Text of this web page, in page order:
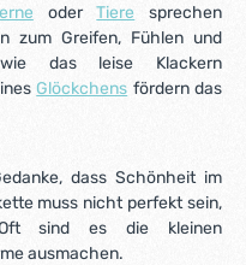
Bastelset ist zur
Spielzeug konzipiert.
Norm DIN EN 71-3
Elemente). Alle
schweiß-,
Babys Münder völlig
- wegen verschluckbarer
oderTiere sprechen
zum Greifen, Fühlen und
das leise Klackern
Glöckchens fördern das
dass Schönheit im
muss nicht perfekt sein,
sind es die kleinen
ausmachen.